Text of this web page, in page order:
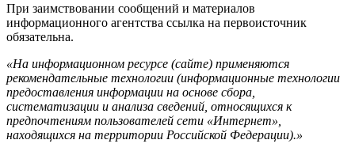
При заимствовании сообщений и материалов
информационного агентства ссылка на первоисточник
обязательна.
«На информационном ресурсе (сайте) применяются
рекомендательные технологии (информационные технологии
предоставления информации на основе сбора,
систематизации и анализа сведений, относящихся к
предпочтениям пользователей сети «Интернет»,
находящихся на территории Российской Федерации).»